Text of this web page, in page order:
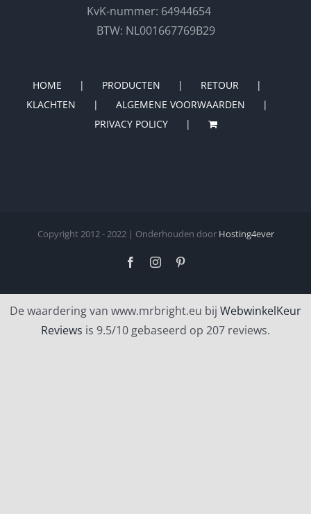
KvK-nummer: 64944654
BTW: NL001667769B29
HOME PRODUCTEN
RETOUR
KLACHTEN
ALGEMENE VOORWAARDEN
PRIVACY POLICY
Copyright 2012 - 2022 | Onderhouden door Hosting4ever
FacebookInstagram
De waardering van www.mrbright.eu bij WebwinkelKeur
Reviews is 9.5/10 gebaseerd op 207 reviews.